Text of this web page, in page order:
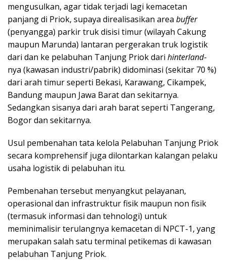
mengusulkan, agar tidak terjadi lagi kemacetan
panjang di Priok, supaya direalisasikan area buffer
(penyangga) parkir truk disisi timur (wilayah Cakung
maupun Marunda) lantaran pergerakan truk logistik
dari dan ke pelabuhan Tanjung Priok dari hinterland-
nya (kawasan industri/pabrik) didominasi (sekitar 70 %)
dari arah timur seperti Bekasi, Karawang, Cikampek,
Bandung maupun Jawa Barat dan sekitarnya.
Sedangkan sisanya dari arah barat seperti Tangerang,
Bogor dan sekitarnya.
Usul pembenahan tata kelola Pelabuhan Tanjung Priok
secara komprehensif juga dilontarkan kalangan pelaku
usaha logistik di pelabuhan itu.
Pembenahan tersebut menyangkut pelayanan,
operasional dan infrastruktur fisik maupun non fisik
(termasuk informasi dan tehnologi) untuk
meminimalisir terulangnya kemacetan di NPCT-1, yang
merupakan salah satu terminal petikemas di kawasan
pelabuhan Tanjung Priok.